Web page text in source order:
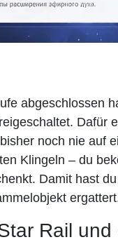
abgeschlossen
Dafür
noch nie auf
Klingeln – du
Damit hast
Rail